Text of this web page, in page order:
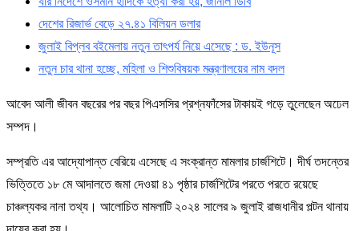
দেশের রিজার্ভ বেড়ে ২৭.৪১ বিলিয়ন ডলার
জুলাই বিপ্লব বইমেলায় নতুন তাৎপর্য নিয়ে এসেছে : ড. ইউনূস
নতুন চার থানা হচ্ছে, মহিলা ও শিশুবিষয়ক মন্ত্রণালয়ের নাম বদল
আবেদ আলী জীবন বছরের পর বছর পিএসসির প্রশ্নফাঁসের টাকায়ই গড়ে তুলেছেন অঢেল
সম্পদ।
সম্প্রতি এর আদ্যোপান্ত বেরিয়ে এসেছে এ সংক্রান্ত মামলার চার্জশিটে। দীর্ঘ তদন্তের
ভিত্তিতে ১৮ মে আদালতে জমা দেওয়া ৪১ পৃষ্ঠার চার্জশিটের পরতে পরতে রয়েছে
চাঞ্চল্যকর নানা তথ্য। আলোচিত মামলাটি ২০২৪ সালের ৯ জুলাই রাজধানীর পল্টন থানায়